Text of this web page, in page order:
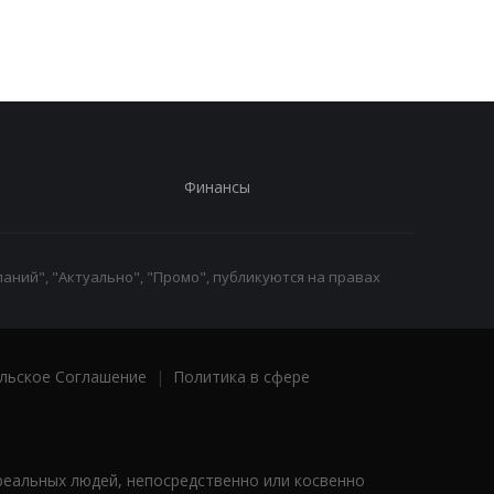
Финансы
"Актуально", "Промо", публикуются на правах
Соглашение |
Политика в сфере
людей, непосредственно или косвенно